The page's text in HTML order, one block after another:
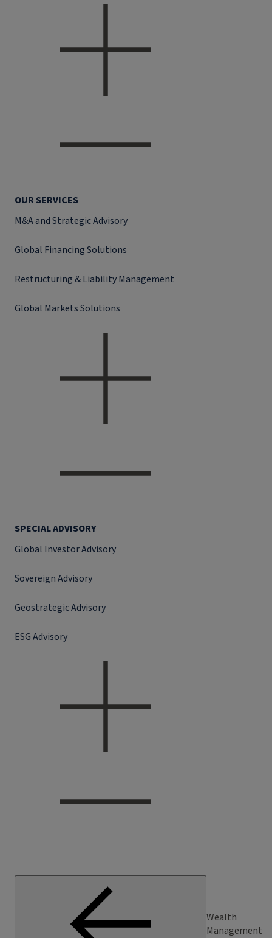
OUR SERVICES
M&A and Strategic Advisory
Global Financing Solutions
Restructuring & Liability Management
Global Markets Solutions
SPECIAL ADVISORY
Global Investor Advisory
Sovereign Advisory
Geostrategic Advisory
ESG Advisory
Wealth
Management